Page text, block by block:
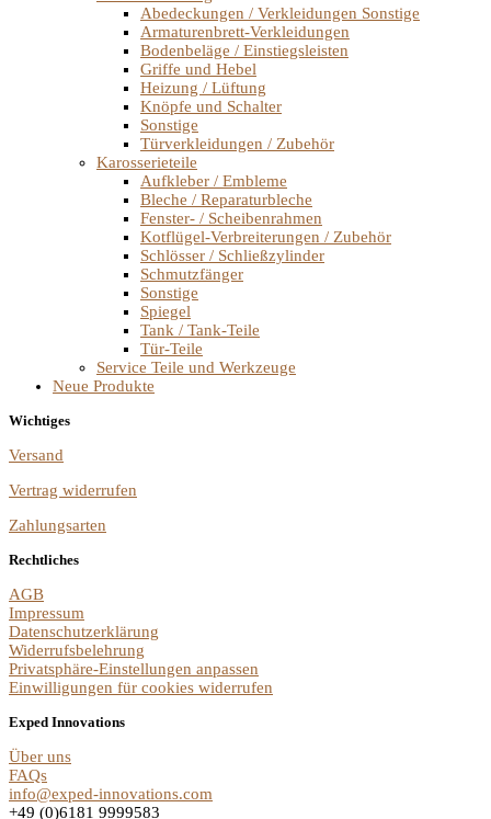
Abedeckungen / Verkleidungen Sonstige
Armaturenbrett-Verkleidungen
Bodenbeläge / Einstiegsleisten
Griffe und Hebel
Heizung / Lüftung
Knöpfe und Schalter
Sonstige
Türverkleidungen / Zubehör
Karosserieteile
Aufkleber / Embleme
Bleche / Reparaturbleche
Fenster- / Scheibenrahmen
Kotflügel-Verbreiterungen / Zubehör
Schlösser / Schließzylinder
Schmutzfänger
Sonstige
Spiegel
Tank / Tank-Teile
Tür-Teile
Service Teile und Werkzeuge
Neue Produkte
Wichtiges
Versand
Vertrag widerrufen
Zahlungsarten
Rechtliches
AGB
Impressum
Datenschutzerklärung
Widerrufsbelehrung
Privatsphäre-Einstellungen anpassen
Einwilligungen für cookies widerrufen
Exped Innovations
Über uns
FAQs
info@exped-innovations.com
+49 (0)6181 9999583